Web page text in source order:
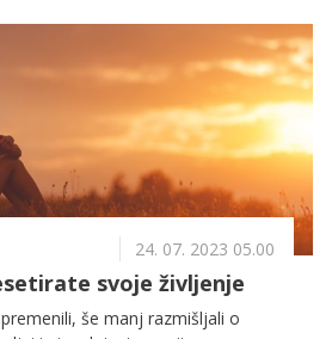
vedenja in vzpostavljajo
vse, ki so jim blizu oziroma
izberejo v najbolj ranljivem
padete neopazno, a hitro. In v
v vaše življenje, postanete tudi
24. 07. 2023 05.00
svoje življenje
še manj razmišljali o